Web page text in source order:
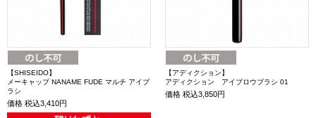
【SHISEIDO】
メーキャップ NANAME FUDE マルチ アイブ
ラシ
価格 税込3,410円
【アディクション】
アディクション アイブロウブラシ 01
価格 税込3,850円